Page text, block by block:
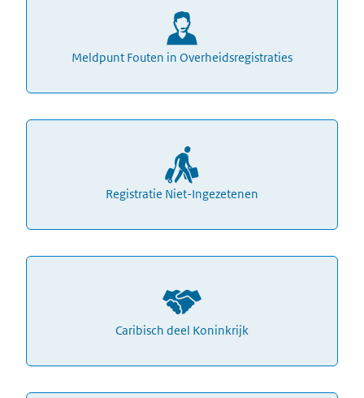
Meldpunt Fouten in Overheidsregistraties
Registratie Niet-Ingezetenen
Caribisch deel Koninkrijk